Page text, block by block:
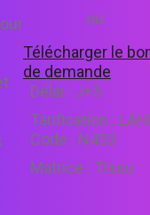
ou
Télécharger le
de demande
Délai : J+5
Tarification :
Code : N453
Matrice : Tissu